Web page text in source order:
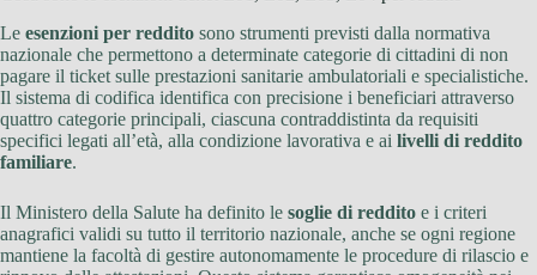
Le esenzioni per reddito sono strumenti previsti dalla normativa
nazionale che permettono a determinate categorie di cittadini di non
pagare il ticket sulle prestazioni sanitarie ambulatoriali e specialistiche.
Il sistema di codifica identifica con precisione i beneficiari attraverso
quattro categorie principali, ciascuna contraddistinta da requisiti
specifici legati all’età, alla condizione lavorativa e ai livelli di reddito
familiare.
Il Ministero della Salute ha definito le soglie di reddito e i criteri
anagrafici validi su tutto il territorio nazionale, anche se ogni regione
mantiene la facoltà di gestire autonomamente le procedure di rilascio e